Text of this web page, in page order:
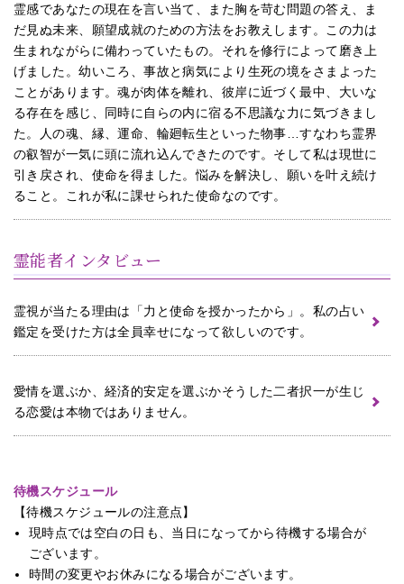
霊感であなたの現在を言い当て、また胸を苛む問題の答え、ま
だ見ぬ未来、願望成就のための方法をお教えします。この力は
生まれながらに備わっていたもの。それを修行によって磨き上
げました。幼いころ、事故と病気により生死の境をさまよった
ことがあります。魂が肉体を離れ、彼岸に近づく最中、大いな
る存在を感じ、同時に自らの内に宿る不思議な力に気づきまし
た。人の魂、縁、運命、輪廻転生といった物事…すなわち霊界
の叡智が一気に頭に流れ込んできたのです。そして私は現世に
引き戻され、使命を得ました。悩みを解決し、願いを叶え続け
ること。これが私に課せられた使命なのです。
霊能者インタビュー
霊視が当たる理由は「力と使命を授かったから」。私の占い
鑑定を受けた方は全員幸せになって欲しいのです。
愛情を選ぶか、経済的安定を選ぶかそうした二者択一が生じ
る恋愛は本物ではありません。
待機スケジュール
【待機スケジュールの注意点】
現時点では空白の日も、当日になってから待機する場合が
ございます。
時間の変更やお休みになる場合がございます。